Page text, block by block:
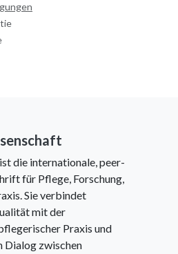
die internationale, peer-
für Pflege, Forschung,
Sie verbindet
mit der
Praxis und
Dialog zwischen